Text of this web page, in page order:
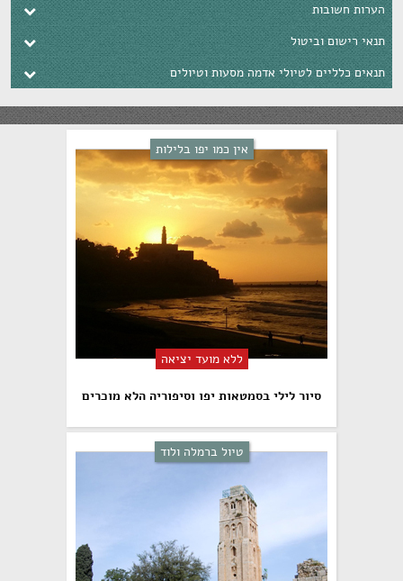
וביטול
לטיולי אדמה מסעות וטיולים
אין כמו יפו בלילות
ללא מועד יציאה
סיור לילי בסמטאות יפו וסיפוריה הלא מוכרים
טיול ברמלה ולוד